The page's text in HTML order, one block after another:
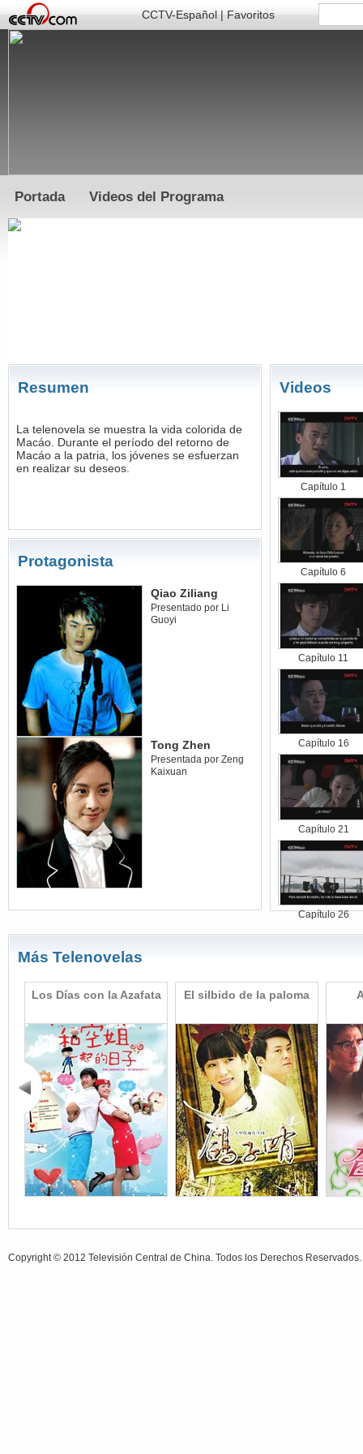
CCTV-Español|Favoritos
Portada Videos del Programa
Resumen
La telenovela se muestra la vida colorida de
Macáo. Durante el período del retorno de
Macáo a la patria, los jóvenes se esfuerzan
en realizar su deseos.
Protagonista
Qiao Ziliang
Presentado por Li
Guoyi
Tong Zhen
Presentada por Zeng
Kaixuan
Videos
Capítulo 1
Capítulo 6
Capítulo 11
Capítulo 16
Capítulo 21
Capítulo 26
Más Telenovelas
Los Días con la Azafata El silbido de la paloma
Copyright © 2012 Televisión Central de China. Todos los Derechos Reservados.